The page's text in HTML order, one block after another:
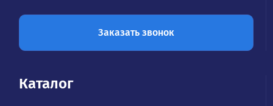
Заказать звонок
Каталог